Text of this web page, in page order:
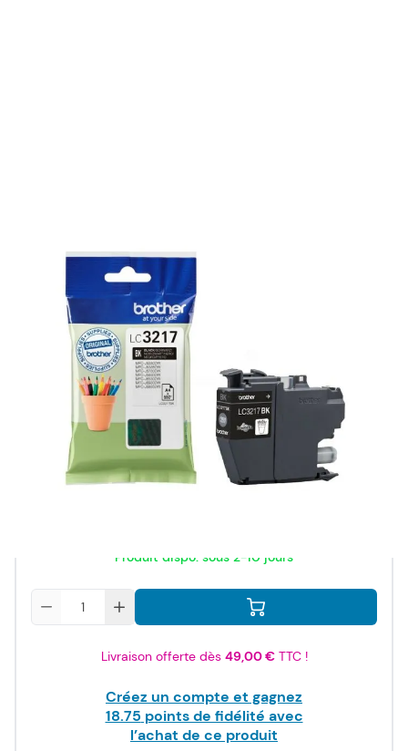
LC3217BK
Capacité en pages (à 5%) : 550
Contenu en millilitre : 15
LC-3217 BK Brother - noire - cartouche d'encre de marque
Produit dispo. sous 2-10 jours
Livraison offerte dès 49,00 €TTC !
Créez un compte et gagnez
18.75 points de fidélité avec
l’achat de ce produit